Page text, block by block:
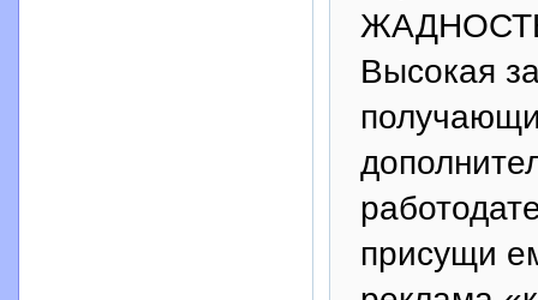
Высокая
присущи